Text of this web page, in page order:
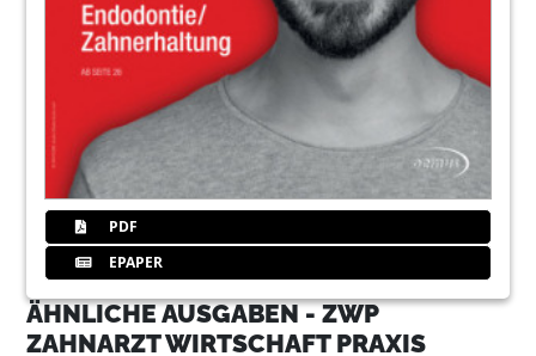
PDF
EPAPER
ÄHNLICHE AUSGABEN - ZWP
ZAHNARZT WIRTSCHAFT PRAXIS